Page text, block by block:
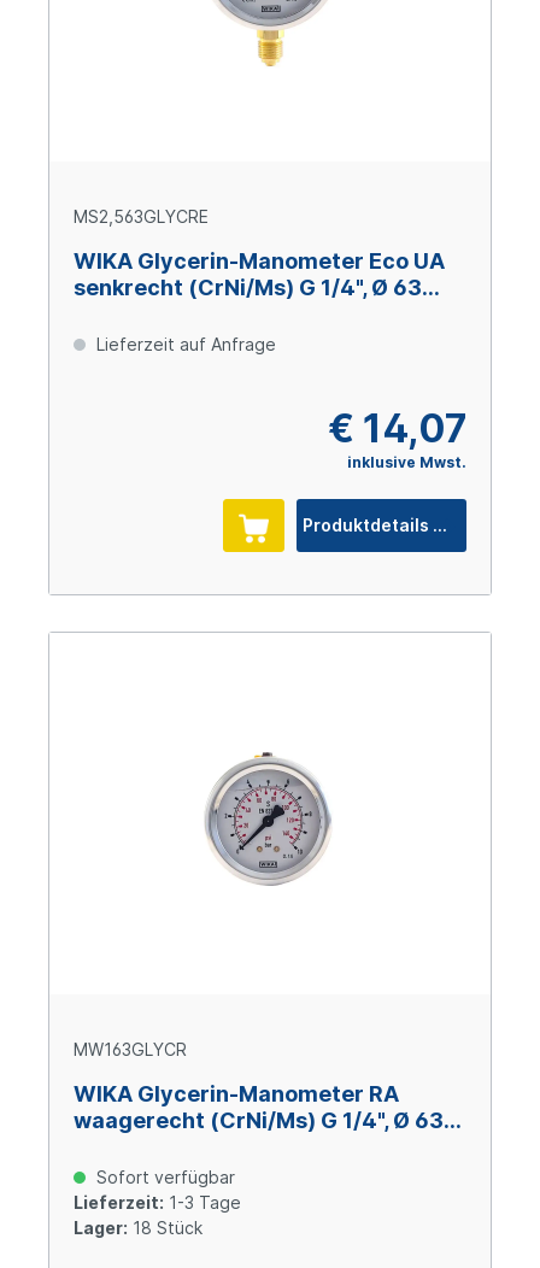
MS2,563GLYCRE
WIKA Glycerin-Manometer Eco UA
senkrecht (CrNi/Ms) G 1/4", Ø 63
Lieferzeit auf Anfrage
€ 14,07
inklusive Mwst.
Produktdetails
MW163GLYCR
WIKA Glycerin-Manometer RA
waagerecht (CrNi/Ms) G 1/4", Ø 63
Sofort verfügbar
Lieferzeit: 1-3 Tage
Lager: 18 Stück